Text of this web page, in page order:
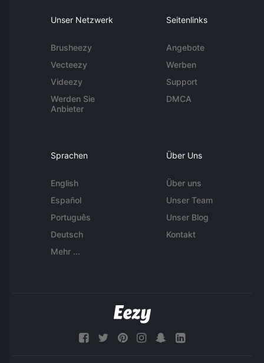
Unser Netzwerk
Brusheezy
Vecteezy
Videezy
Werden Sie
Anbieter
Seitenlinks
Angebote
Werben
Support
DMCA
Sprachen
English
Español
Português
Deutsch
Mehr ...
Über Uns
Über uns
Unser Team
Unser Blog
Kontakt